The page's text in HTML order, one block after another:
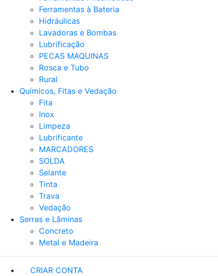
Ferramentas à Bateria
Hidráulicas
Lavadoras e Bombas
Lubrificação
PECAS MAQUINAS
Rosca e Tubo
Rural
Químicos, Fitas e Vedação
Fita
Inox
Limpeza
Lubrificante
MARCADORES
SOLDA
Selante
Tinta
Trava
Vedação
Serras e Lâminas
Concreto
Metal e Madeira
CRIAR CONTA